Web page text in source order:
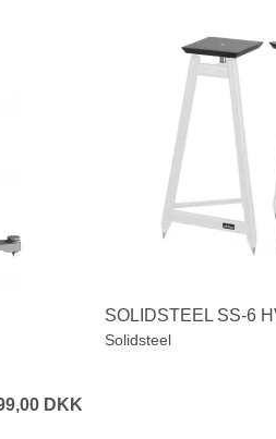
DKK
SOLIDSTEEL SS-6
Solidsteel